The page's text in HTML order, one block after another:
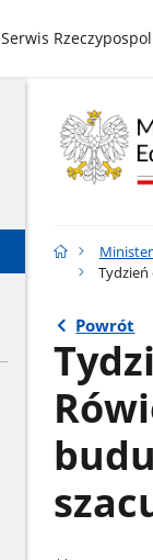
gov.pl
Serwis
Tydzień
Powrót